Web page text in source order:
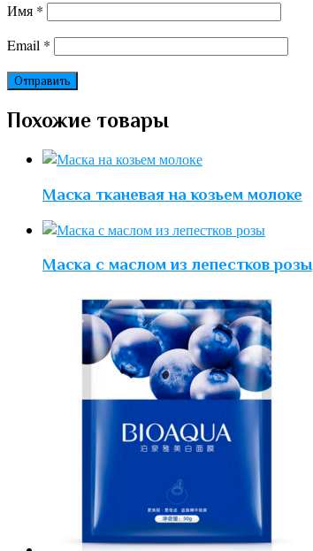
Имя *
Email *
Похожие товары
Маска тканевая на козьем молоке
Маска с маслом из лепестков розы